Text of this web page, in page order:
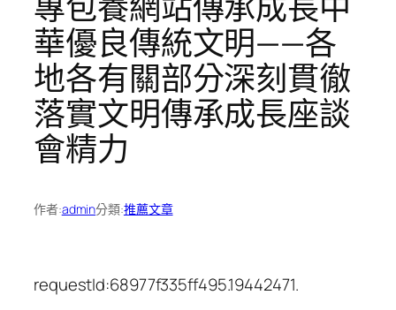
華優良傳統文明——各
地各有關部分深刻貫徹
落實文明傳承成長座談
會精力
作者:admin分類:推薦文章
requestId:68977f335ff495.19442471.